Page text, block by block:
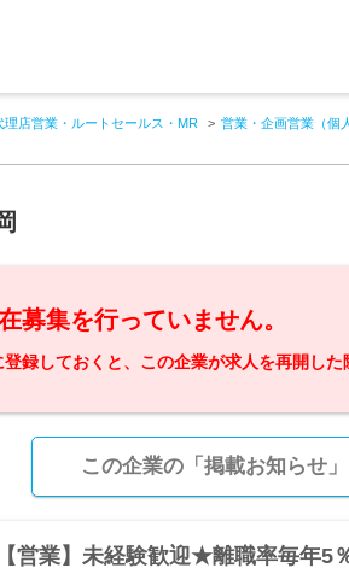
理店営業・ルートセールス・MR 営業・企画営業（個
募集を行っていません。
登録しておくと、この企業が求人を再開した
この企業の「掲載お知らせ
営業】未経験歓迎★離職率毎年5